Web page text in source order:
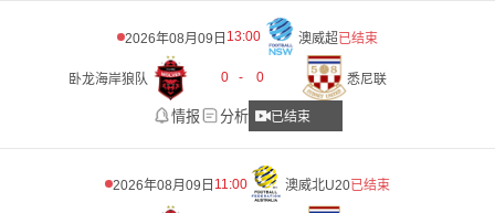
2026年08月09日 13:00 澳威超已结束
卧龙海岸狼队 0 - 0 悉尼联
情报 分析 已结束
2026年08月09日 11:00 澳威北U20已结束